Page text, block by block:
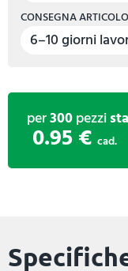
CONSEGNA
6–10 giorni
per300pezzi
0.95 € cad.